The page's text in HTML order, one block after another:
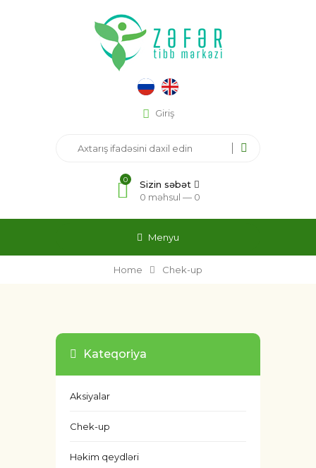
Giriş
0
Sizin səbət
0 məhsul — 0
Menyu
Home Chek-up
Kateqoriya
Aksiyalar
Chek-up
Həkim qeydləri